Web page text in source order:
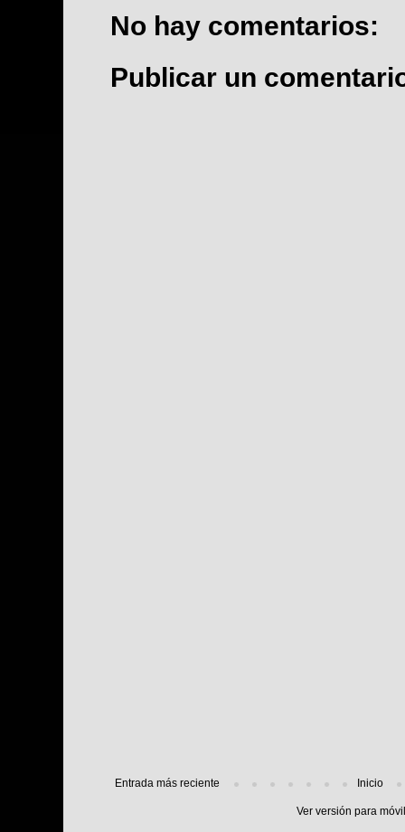
No hay comentarios:
Publicar un
Entrada más reciente Inicio
Ver versión para